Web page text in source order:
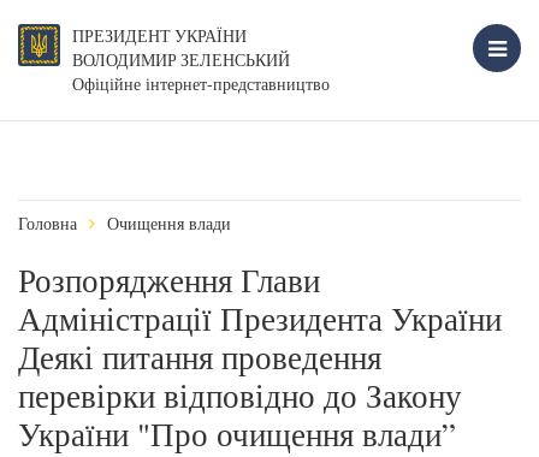
ПРЕЗИДЕНТ УКРАЇНИ
ВОЛОДИМИР ЗЕЛЕНСЬКИЙ
Офіційне інтернет-представництво
Головна Очищення влади
Розпорядження Глави
Адміністрації Президента України
Деякі питання проведення
перевірки відповідно до Закону
України "Про очищення влади”